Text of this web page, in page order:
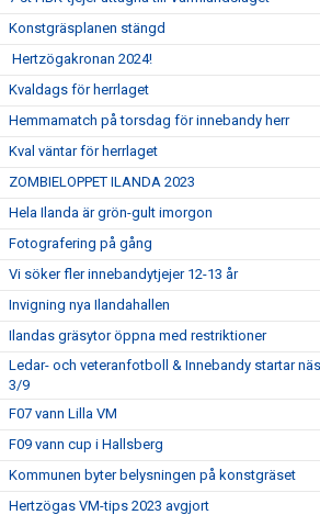
Konstgräsplanen stängd
Hertzögakronan 2024!
Kvaldags för herrlaget
Hemmamatch på torsdag för innebandy herr
Kval väntar för herrlaget
ZOMBIELOPPET ILANDA 2023
Hela Ilanda är grön-gult imorgon
Fotografering på gång
Vi söker fler innebandytjejer 12-13 år
Invigning nya Ilandahallen
Ilandas gräsytor öppna med restriktioner
Ledar- och veteranfotboll & Innebandy startar
3/9
F07 vann Lilla VM
F09 vann cup i Hallsberg
Kommunen byter belysningen på konstgräset
Hertzögas VM-tips 2023 avgjort